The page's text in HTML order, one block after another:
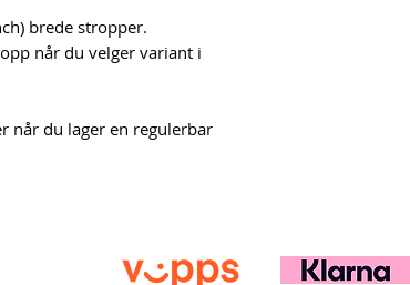
brede stropper.
når du velger variant i
når du lager en regulerbar